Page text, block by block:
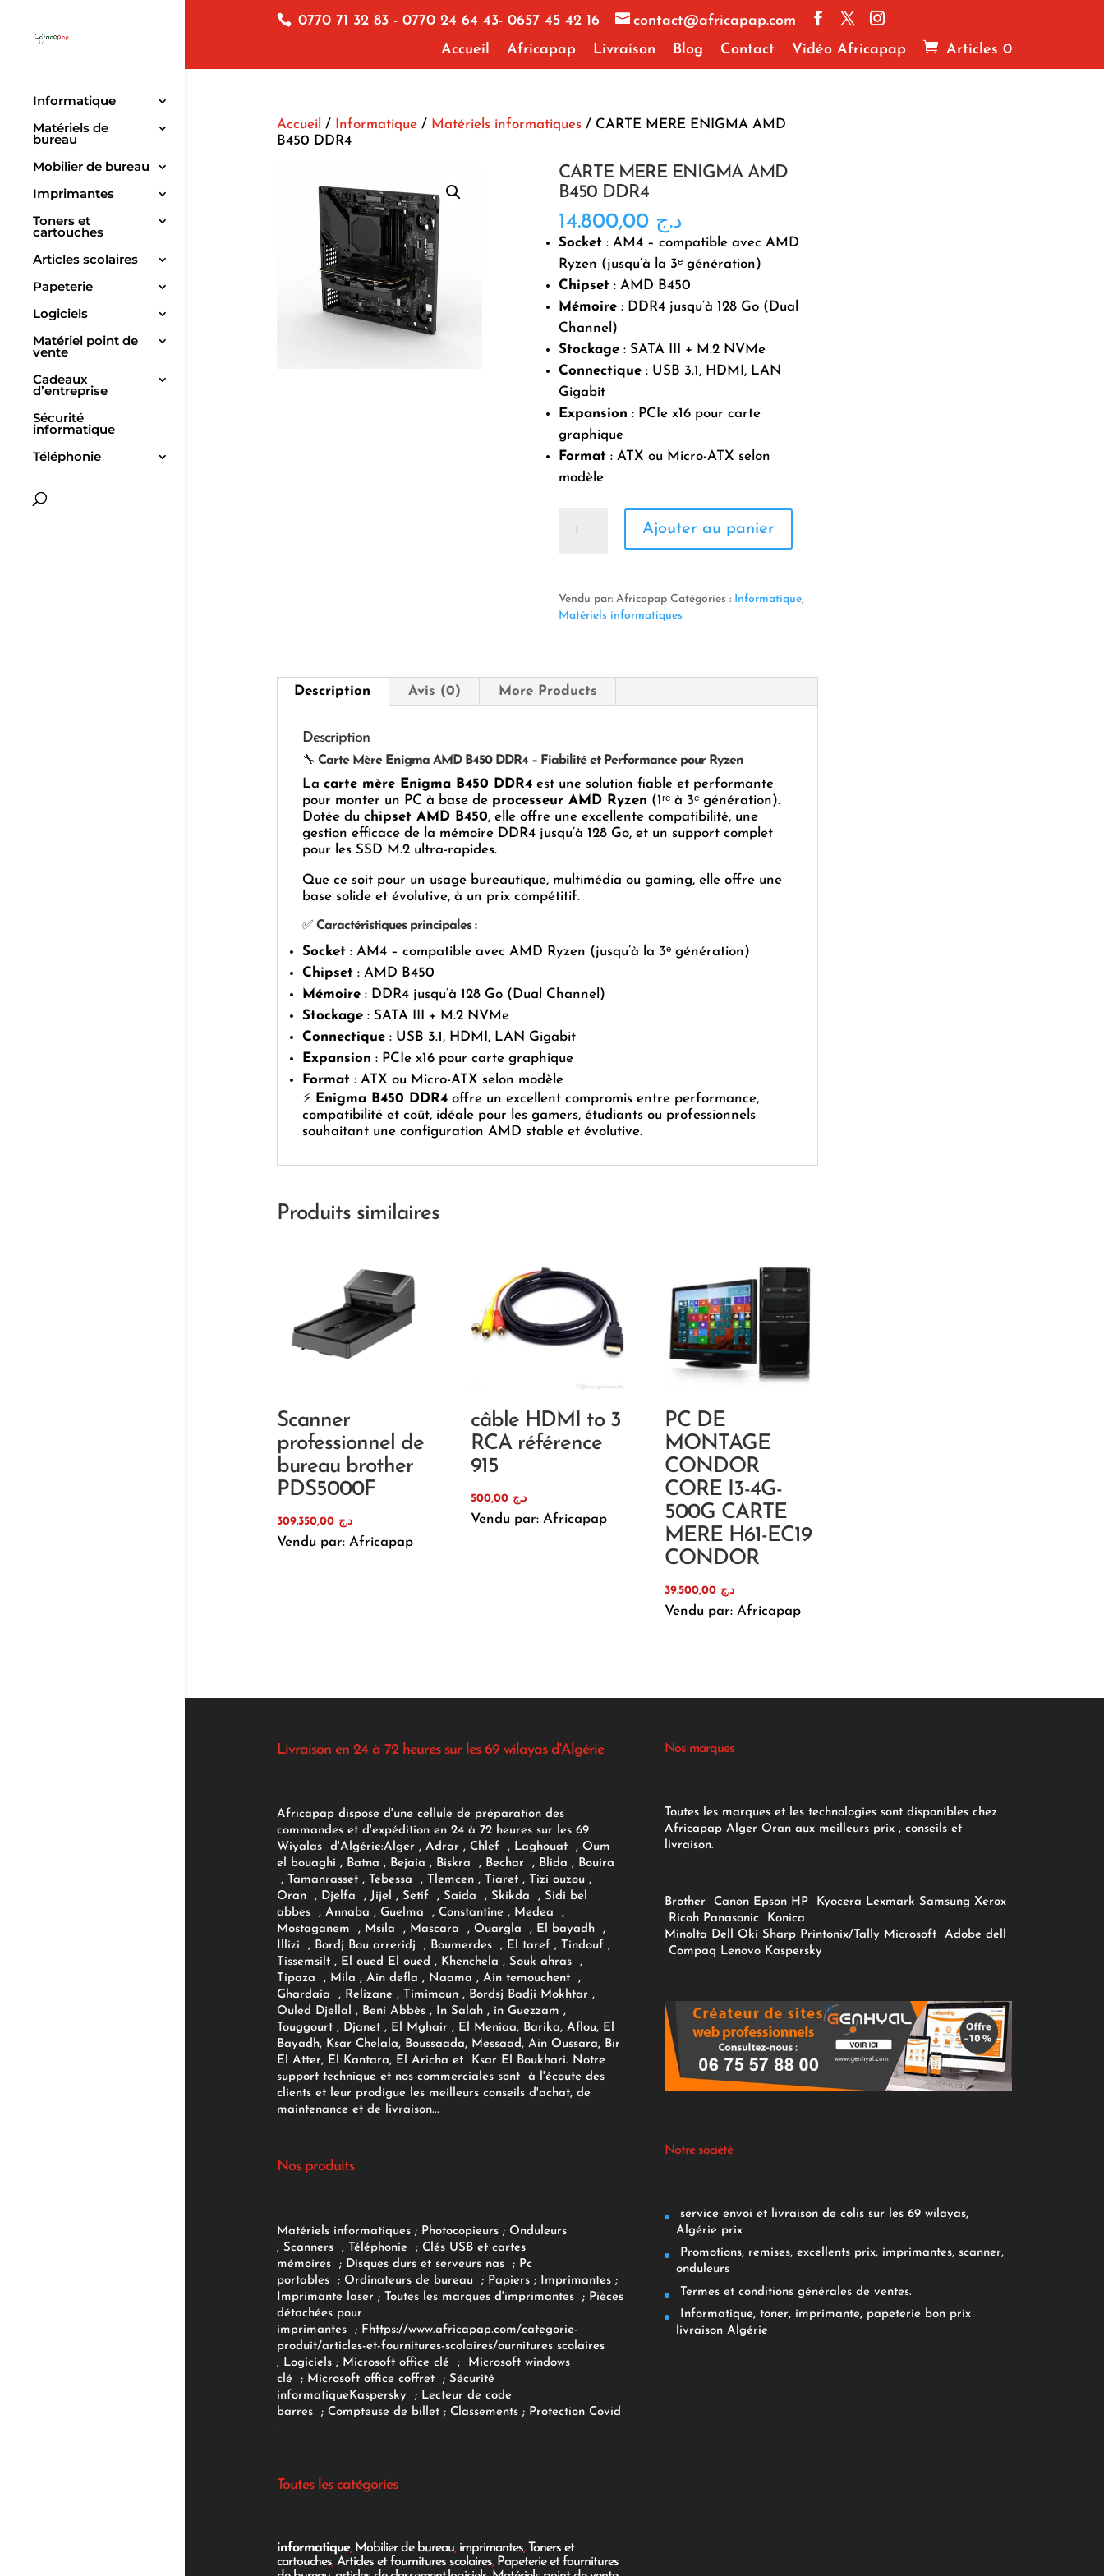
0770 71 32 83 - 0770 24 64 43- 0657 45 42 16
contact@africapap.com
Accueil
Africapap Livraison Blog Contact Vidéo Africapap Articles 0
Informatique
Matériels de
bureau
Mobilier de bureau
Imprimantes
Toners et
cartouches
Articles scolaires
Papeterie
Logiciels
Matériel point de
vente
Cadeaux
d’entreprise
Sécurité
informatique
Téléphonie
Accueil / Informatique/ Matériels informatiques/ CARTE MERE ENIGMA AMD
B450 DDR4
CARTE MERE ENIGMA AMD
B450 DDR4
د.ج 14.800,00
Socket: AM4 – compatible avec AMD
Ryzen (jusqu’à la 3ᵉ génération)
Chipset: AMD B450
Mémoire: DDR4 jusqu’à 128 Go (Dual
Channel)
Stockage: SATA III + M.2 NVMe
Connectique: USB 3.1, HDMI, LAN
Gigabit
Expansion : PCIe x16 pour carte
graphique
Format: ATX ou Micro-ATX selon
modèle
AMD
B450
Ajouter au panier
Vendu par: Africapap Catégories : Informatique,
Matériels informatiques
Description Avis (0) More Products
Description
🔧 Carte Mère Enigma AMD B450 DDR4 – Fiabilité et Performance pour Ryzen
La carte mère Enigma B450 DDR4est une solution fiable et performante
pour monter un PC à base de processeur AMD Ryzen (1ʳᵉ à 3ᵉ génération).
Dotée du chipset AMD B450, elle offre une excellente compatibilité, une
gestion efficace de la mémoire DDR4 jusqu’à 128 Go, et un support complet
pour les SSD M.2 ultra-rapides.
Que ce soit pour un usage bureautique, multimédia ou gaming, elle offre une
base solide et évolutive, à un prix compétitif.
✅ Caractéristiques principales :
Socket: AM4 – compatible avec AMD Ryzen (jusqu’à la 3ᵉ génération)
Chipset: AMD B450
Mémoire: DDR4 jusqu’à 128 Go (Dual Channel)
Stockage: SATA III + M.2 NVMe
Connectique: USB 3.1, HDMI, LAN Gigabit
Expansion : PCIe x16 pour carte graphique
Format: ATX ou Micro-ATX selon modèle
⚡
Enigma B450 DDR4offre un excellent compromis entre performance,
compatibilité et coût, idéale pour les gamers, étudiants ou professionnels
souhaitant une configuration AMD stable et évolutive.
Produits similaires
Scanner
professionnel de
bureau brother
PDS5000F
د.ج 309.350,00
Vendu par: Africapap
câble HDMI to 3
RCA référence
915
د.ج 500,00
Vendu par: Africapap
PC DE
MONTAGE
CONDOR
CORE I3-4G-
500G CARTE
MERE H61-EC19
CONDOR
د.ج
Vendu par: Africapap
Livraison en 24 à 72 heures sur les 69 wilayas d'Algérie
Africapap dispose d'une cellule de préparation des
commandes et d'expédition en 24 à 72 heures sur les 69
Wiyalas d'Algérie:Alger , Adrar, Chlef , Laghouat , Oum
el bouaghi , Batna , Bejaia , Biskra , Bechar , Blida , Bouira
, Tamanrasset , Tebessa , Tlemcen , Tiaret , Tizi ouzou ,
Oran , Djelfa , Jijel , Setif , Saida , Skikda , Sidi bel
abbes , Annaba , Guelma , Constantine , Medea ,
Mostaganem , Msila , Mascara , Ouargla , El bayadh ,
Illizi , Bordj Bou arreridj , Boumerdes , El taref , Tindouf ,
Tissemsilt , El oued El oued , Khenchela , Souk ahras ,
Tipaza , Mila , Ain defla , Naama , Ain temouchent ,
Ghardaia , Relizane , Timimoun , Bordsj Badji Mokhtar ,
Ouled Djellal , Beni Abbès , In Salah , in Guezzam ,
Touggourt , Djanet , El Mghair , El Meniaa, Barika, Aflou, El
Bayadh, Ksar Chelala, Boussaada, Messaad, Ain Oussara, Bir
El Atter, El Kantara, El Aricha et Ksar El Boukhari. Notre
support technique et nos commerciales sont à l'écoute des
clients et leur prodigue les meilleurs conseils d'achat, de
maintenance et de livraison...
Nos produits
Matériels informatiques; Photocopieurs; Onduleurs
; Scanners ; Téléphonie ; Clés USB et cartes
mémoires
; Disques durs et serveurs nas ; Pc
portables
; Ordinateurs de bureau ; Papiers; Imprimantes;
Imprimante laser; Toutes les marques d'imprimantes ; Pièces
détachées pour
imprimantes
; F https://www.africapap.com/categorie-
produit/articles-et-fournitures-scolaires/ournitures scolaires
; Logiciels ; Microsoft office clé ;
Microsoft windows
clé; Microsoft office coffret ; Sécurité
informatiqueKaspersky ; Lecteur de code
barres
; Compteuse de billet; Classements ; Protection Covid
.
Toutes les catégories
informatique, Mobilier de bureau, imprimantes, Toners et
cartouches,Articles et fournitures scolaires, Papeterie et fournitures
Nos marques
Toutes les marques et les technologies sont disponibles chez
Africapap Alger Oran aux meilleurs prix , conseils et
livraison.
Brother Canon Epson HP Kyocera Lexmark Samsung Xerox
Ricoh Panasonic
Konica
Minolta Dell Oki Sharp Printonix/Tally Microsoft Adobe dell
Compaq Lenovo Kaspersky
Notre société
service envoi et livraison de colis sur les 69 wilayas,
Algérie prix
Promotions, remises, excellents prix, imprimantes, scanner,
onduleurs
Termes et conditions générales de ventes.
Informatique, toner, imprimante, papeterie bon prix
livraison Algérie